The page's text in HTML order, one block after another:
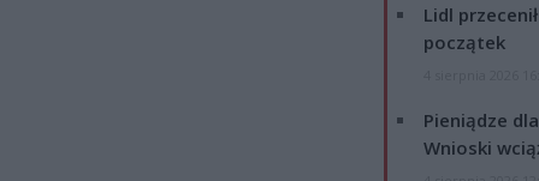
Lidl
początek
Pieniądze
Wnioski